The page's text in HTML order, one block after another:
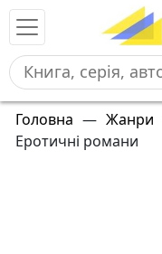
Головна — Жанри
Еротичні романи